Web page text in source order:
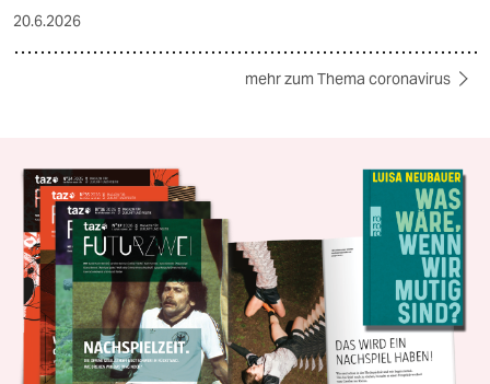
20.6.2026
mehr zum Thema coronavirus